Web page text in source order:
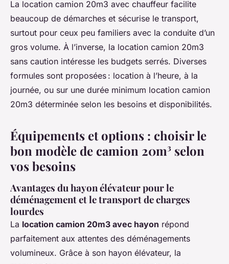
La location camion 20m3 avec chauffeur facilite
beaucoup de démarches et sécurise le transport,
surtout pour ceux peu familiers avec la conduite d’un
gros volume. À l’inverse, la location camion 20m3
sans caution intéresse les budgets serrés. Diverses
formules sont proposées : location à l’heure, à la
journée, ou sur une durée minimum location camion
20m3 déterminée selon les besoins et disponibilités.
Équipements et options : choisir le
bon modèle de camion 20m³ selon
vos besoins
Avantages du hayon élévateur pour le
déménagement et le transport de charges
lourdes
La location camion 20m3 avec hayon répond
parfaitement aux attentes des déménagements
volumineux. Grâce à son hayon élévateur, la